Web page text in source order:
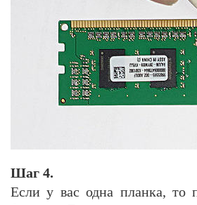
Шаг 4.
Если у вас одна планка, то